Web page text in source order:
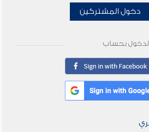
دخول المشتركين
الدخول بحساب